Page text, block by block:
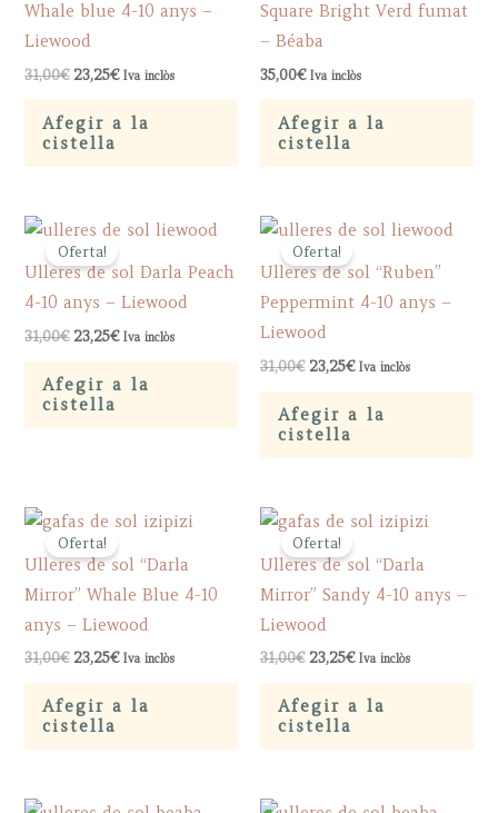
Whale blue 4-10 anys –
Liewood
31,00€ Original
was:
31,00€.
23,25€Current
is:
23,25€.
Iva inclòs
Afegir a la
cistella
Square Bright Verd fumat
– Béaba
35,00€ Iva inclòs
Afegir a la
cistella
Oferta!
Ulleres de sol Darla Peach
4-10 anys – Liewood
31,00€ Original
was:
31,00€.
23,25€Current
is:
23,25€.
Iva inclòs
Afegir a la
cistella
Oferta!
Ulleres de sol “Ruben”
Peppermint 4-10 anys –
Liewood
31,00€ Original
was:
31,00€.
23,25€Current
is:
23,25€.
Iva inclòs
Afegir a la
cistella
Oferta!
Ulleres de sol “Darla
Mirror” Whale Blue 4-10
anys – Liewood
31,00€ Original
was:
31,00€.
23,25€Current
is:
23,25€.
Iva inclòs
Afegir a la
cistella
Oferta!
Ulleres de sol “Darla
Mirror” Sandy 4-10 anys –
Liewood
31,00€ Original
was:
31,00€.
23,25€Current
is:
23,25€.
Iva inclòs
Afegir a la
cistella